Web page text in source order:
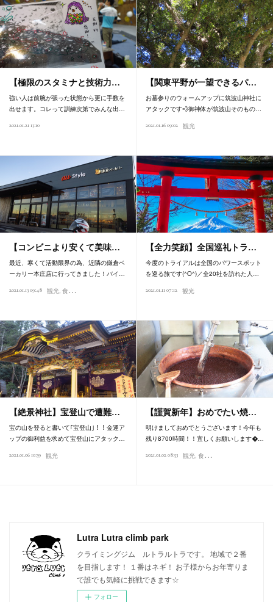
【極限のスタミナと技術力…
強い人は前腕が張った状態から更に手数を
出せます。コレって訓練次第でみんな出…
2021.01.21 13:10
【関東平野が一望できるパ…
お墓参りのウォームアップに筑波山神社に
アタックです💨御神体が筑波山そのもの…
2021.01.16 09:02 観光
【コンビニより安くて美味…
最近、寒くて活動限界の為、近隣の鎌倉ベ
ーカリー本庄店に行ってきました！バイ…
2021.01.13 09:48 観光 食べ歩き
【全力笑顔】全国巡礼トラ…
今度のトライアルは全国のパワースポット
を巡る旅です(^O^)／全20社を訪れた人…
2021.01.11 07:12 観光
【絶景神社】宝登山で遭難…
宝の山を登ると書いて｢宝登山｣！！金運ア
ップの御利益を求めて宝登山にアタック…
2021.01.06 10:39 観光
【謹賀新年】おめでたい焼…
明けましておめでとうございます！今年も
残り8700時間！！宜しくお願いします…
2021.01.02 08:53 観光 食べ歩き
Lutra Lutra climb park
クライミングジム ルトラルトラです。 地域で２番
を目指します！ １番はネギ！ お子様からお年寄りま
で誰でも気軽に挑戦できます☆
フォロー